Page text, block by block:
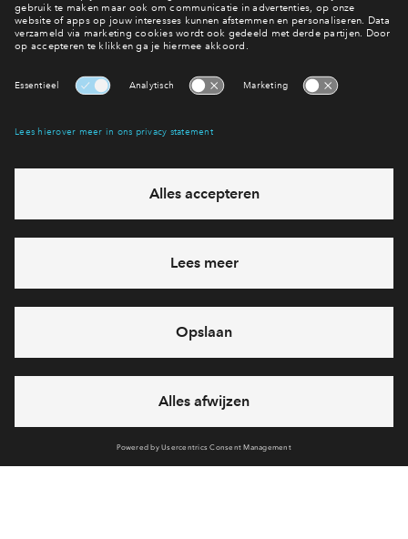
Ook wonen in Iris?
Bekijk het aanbod
Interesse? Meld je dan snel aan
Hiermee blijf je op de hoogte van het belangrijkste nieuws en
Ja, ik wil mij aanmelden
Heb je een vraag en wil je direct antwoord? Bel ons op
712 27 21
feestdagen)
vandaag gesloten, maandag zijn we vanaf
09:00 uur weer
bereikbaar